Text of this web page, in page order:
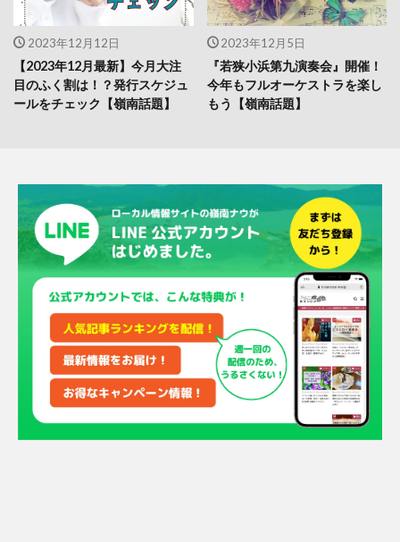
2023年12月12日
【2023年12月最新】今月大注
目のふく割は！？発行スケジュ
ールをチェック【嶺南話題】
2023年12月5日
『若狭小浜第九演奏会』開催！
今年もフルオーケストラを楽し
もう【嶺南話題】